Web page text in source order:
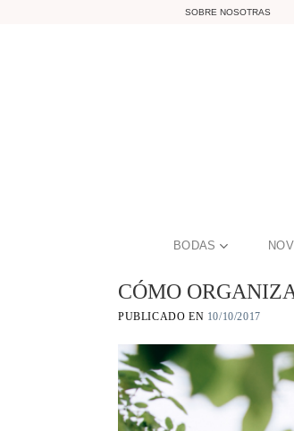
SOBRE NOSOTRAS
BODAS
CÓMO
PUBLICADO EN 10/10/2017